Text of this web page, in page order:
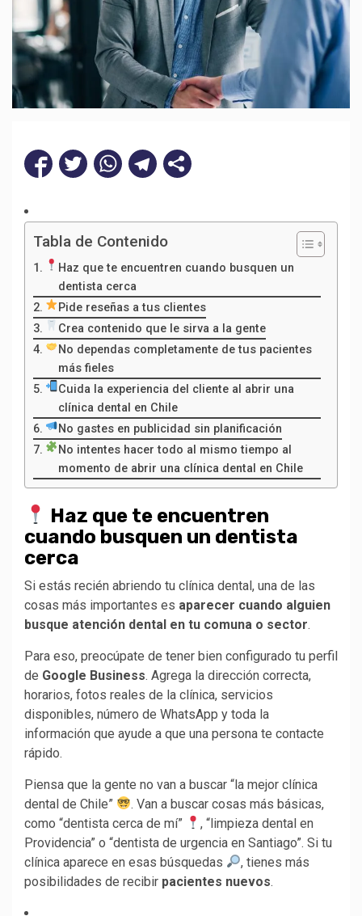
Tabla de Contenido
Haz que te encuentren cuando busquen un
dentista cerca
Pide reseñas a tus clientes
Crea contenido que le sirva a la gente
No dependas completamente de tus pacientes
más fieles
Cuida la experiencia del cliente al abrir una
clínica dental en Chile
No gastes en publicidad sin planificación
No intentes hacer todo al mismo tiempo al
momento de abrir una clínica dental en Chile
Haz que te encuentren
cuando busquen un dentista
cerca
Si estás recién abriendo tu clínica dental, una de las
cosas más importantes es aparecer cuando alguien
busque atención dental en tu comuna o sector.
Para eso, preocúpate de tener bien configurado tu perfil
de Google Business. Agrega la dirección correcta,
horarios, fotos reales de la clínica, servicios
disponibles, número de WhatsApp y toda la
información que ayude a que una persona te contacte
rápido.
Piensa que la gente no van a buscar “la mejor clínica
dental de Chile”
. Van a buscar cosas más básicas,
como “dentista cerca de mí”
, “limpieza dental en
Providencia” o “dentista de urgencia en Santiago”. Si tu
clínica aparece en esas búsquedas
, tienes más
posibilidades de recibir pacientes nuevos.